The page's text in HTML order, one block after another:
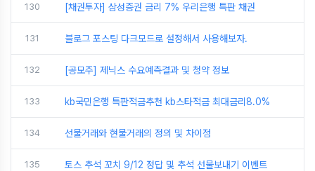
130 [채권투자] 삼성증권 금리 7% 우리은행 특판 채권
131 블로그 포스팅 다크모드로 설정해서 사용해보자.
132 [공모주] 제닉스 수요예측결과 및 청약 정보
133 kb국민은행 특판적금추천 kb스타적금 최대금리8.0%
134 선물거래와 현물거래의 정의 및 차이점
135 토스 추석 꼬치 9/12 정답 및 추석 선물보내기 이벤트